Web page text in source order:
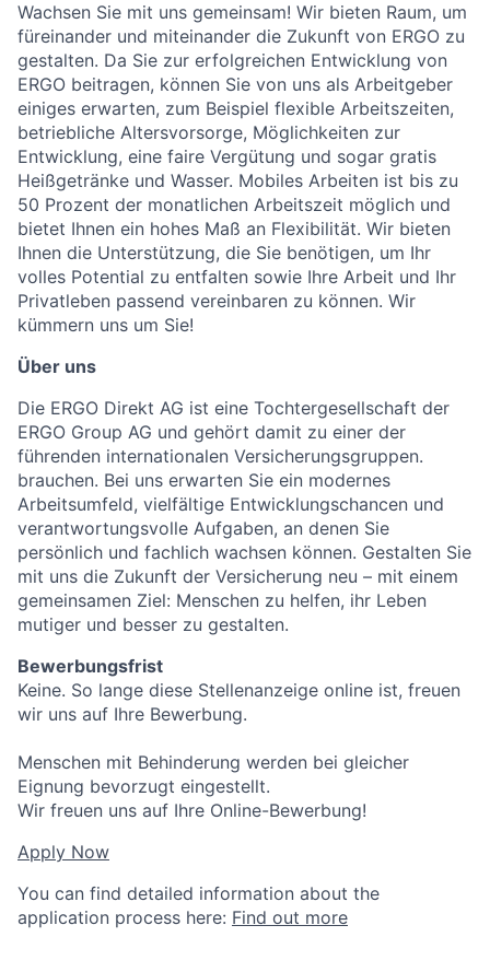
Wachsen Sie mit uns gemeinsam! Wir bieten Raum, um
füreinander und miteinander die Zukunft von ERGO zu
gestalten. Da Sie zur erfolgreichen Entwicklung von
ERGO beitragen, können Sie von uns als Arbeitgeber
einiges erwarten, zum Beispiel flexible Arbeitszeiten,
betriebliche Altersvorsorge, Möglichkeiten zur
Entwicklung, eine faire Vergütung und sogar gratis
Heißgetränke und Wasser. Mobiles Arbeiten ist bis zu
50 Prozent der monatlichen Arbeitszeit möglich und
bietet Ihnen ein hohes Maß an Flexibilität. Wir bieten
Ihnen die Unterstützung, die Sie benötigen, um Ihr
volles Potential zu entfalten sowie Ihre Arbeit und Ihr
Privatleben passend vereinbaren zu können. Wir
kümmern uns um Sie!
Über uns
Die ERGO Direkt AG ist eine Tochtergesellschaft der
ERGO Group AG und gehört damit zu einer der
führenden internationalen Versicherungsgruppen.
brauchen. Bei uns erwarten Sie ein modernes
Arbeitsumfeld, vielfältige Entwicklungschancen und
verantwortungsvolle Aufgaben, an denen Sie
persönlich und fachlich wachsen können. Gestalten Sie
mit uns die Zukunft der Versicherung neu – mit einem
gemeinsamen Ziel: Menschen zu helfen, ihr Leben
mutiger und besser zu gestalten.
Bewerbungsfrist
Keine. So lange diese Stellenanzeige online ist, freuen
wir uns auf Ihre Bewerbung.
Menschen mit Behinderung werden bei gleicher
Eignung bevorzugt eingestellt.
Wir freuen uns auf Ihre Online-Bewerbung!
Apply Now
You can find detailed information about the
application process here: Find out more